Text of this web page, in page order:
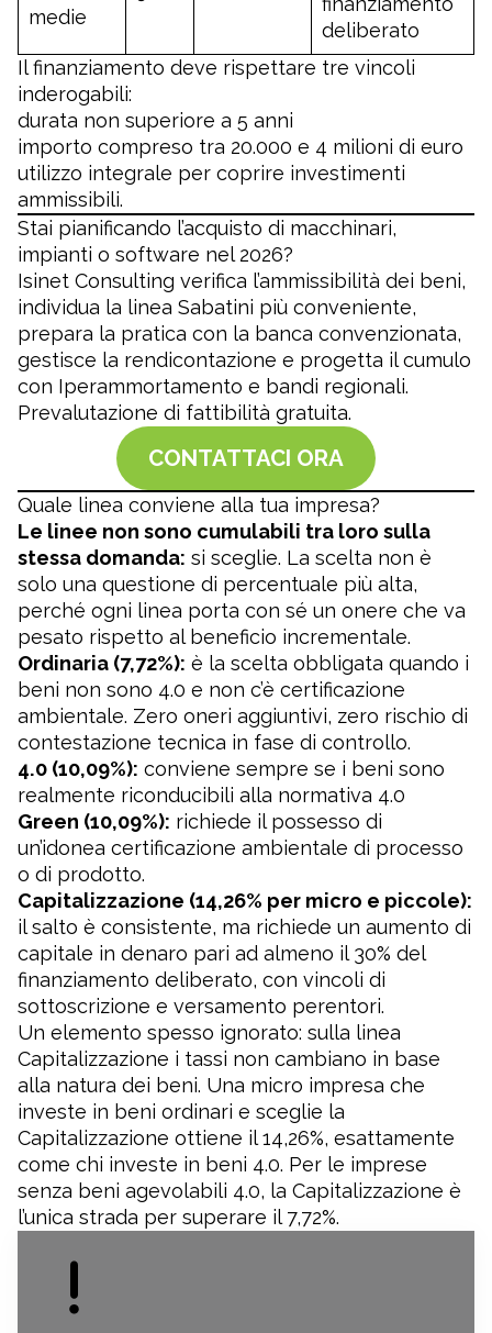
medie
deliberato
Il finanziamento deve rispettare tre vincoli
inderogabili:
durata non superiore a 5 anni
importo compreso tra 20.000 e 4 milioni di euro
utilizzo integrale per coprire investimenti
ammissibili.
Stai pianificando l’acquisto di macchinari,
impianti o software nel 2026?
Isinet Consulting verifica l’ammissibilità dei beni,
individua la linea Sabatini più conveniente,
prepara la pratica con la banca convenzionata,
gestisce la rendicontazione e progetta il cumulo
con Iperammortamento e bandi regionali.
Prevalutazione di fattibilità gratuita.
CONTATTACI ORA
Quale linea conviene alla tua impresa?
Le linee non sono cumulabili tra loro sulla
stessa domanda: si sceglie. La scelta non è
solo una questione di percentuale più alta,
perché ogni linea porta con sé un onere che va
pesato rispetto al beneficio incrementale.
Ordinaria (7,72%): è la scelta obbligata quando i
beni non sono 4.0 e non c’è certificazione
ambientale. Zero oneri aggiuntivi, zero rischio di
contestazione tecnica in fase di controllo.
4.0 (10,09%): conviene sempre se i beni sono
realmente riconducibili alla normativa 4.0
Green (10,09%): richiede il possesso di
un’idonea certificazione ambientale di processo
o di prodotto.
Capitalizzazione (14,26% per micro e piccole):
il salto è consistente, ma richiede un aumento di
capitale in denaro pari ad almeno il 30% del
finanziamento deliberato, con vincoli di
sottoscrizione e versamento perentori.
Un elemento spesso ignorato: sulla linea
Capitalizzazione i tassi non cambiano in base
alla natura dei beni. Una micro impresa che
investe in beni ordinari e sceglie la
Capitalizzazione ottiene il 14,26%, esattamente
come chi investe in beni 4.0. Per le imprese
senza beni agevolabili 4.0, la Capitalizzazione è
l’unica strada per superare il 7,72%.